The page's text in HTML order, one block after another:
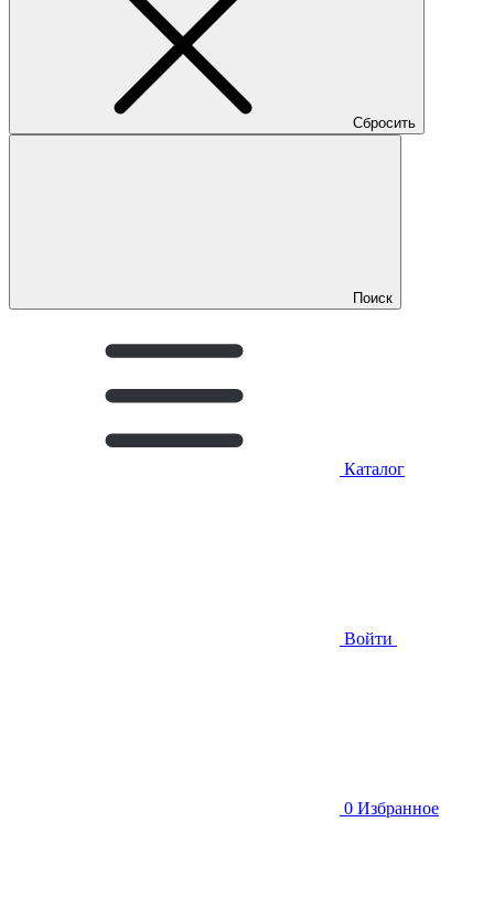
Сбросить
Поиск
Каталог
Войти
0 Избранное